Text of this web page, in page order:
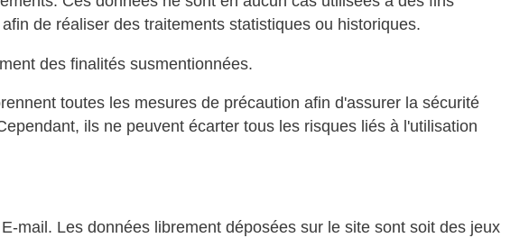
de réaliser des traitements statistiques ou historiques.
des finalités susmentionnées.
toutes les mesures de précaution afin d'assurer la sécurité
ils ne peuvent écarter tous les risques liés à l'utilisation
mail. Les données librement déposées sur le site sont soit des jeux